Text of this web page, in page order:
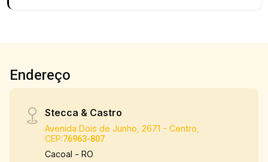
Endereço
Stecca & Castro
Avenida Dois de Junho, 2671 - Centro,
CEP:76963-807
Cacoal - RO